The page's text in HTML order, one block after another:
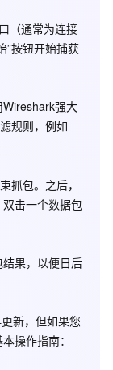
（通常为连接
”按钮开始捕获
强大
规则，例如
抓包。之后，
击一个数据包
结果，以便日后
新，但如果您
操作指南：